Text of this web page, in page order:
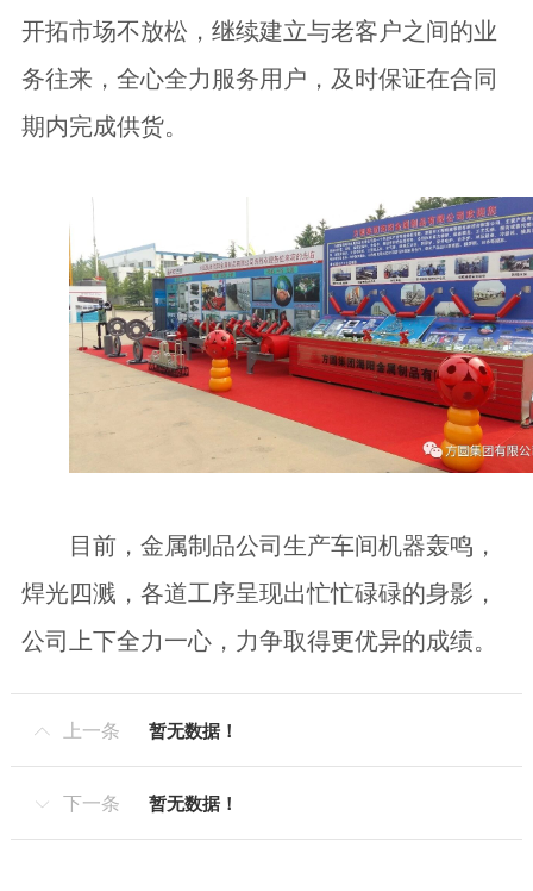
开拓市场不放松，继续建立与老客户之间的业
务往来，全心全力服务用户，及时保证在合同
期内完成供货。
目前， 金属制品公司生产车间机器轰鸣，
焊光四溅，各道工序呈现出忙忙碌碌的身影 ，
公司上下全力一心，力争取得更优异的成绩。
 上一条 暂无数据！
 下一条 暂无数据！